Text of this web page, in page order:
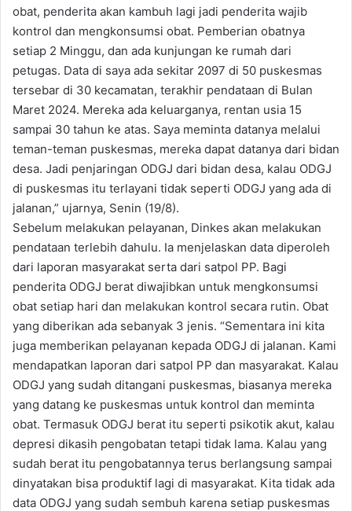
obat, penderita akan kambuh lagi jadi penderita wajib
kontrol dan mengkonsumsi obat. Pemberian obatnya
setiap 2 Minggu, dan ada kunjungan ke rumah dari
petugas. Data di saya ada sekitar 2097 di 50 puskesmas
tersebar di 30 kecamatan, terakhir pendataan di Bulan
Maret 2024. Mereka ada keluarganya, rentan usia 15
sampai 30 tahun ke atas. Saya meminta datanya melalui
teman-teman puskesmas, mereka dapat datanya dari bidan
desa. Jadi penjaringan ODGJ dari bidan desa, kalau ODGJ
di puskesmas itu terlayani tidak seperti ODGJ yang ada di
jalanan,” ujarnya, Senin (19/8).
Sebelum melakukan pelayanan, Dinkes akan melakukan
pendataan terlebih dahulu. Ia menjelaskan data diperoleh
dari laporan masyarakat serta dari satpol PP. Bagi
penderita ODGJ berat diwajibkan untuk mengkonsumsi
obat setiap hari dan melakukan kontrol secara rutin. Obat
yang diberikan ada sebanyak 3 jenis. “Sementara ini kita
juga memberikan pelayanan kepada ODGJ di jalanan. Kami
mendapatkan laporan dari satpol PP dan masyarakat. Kalau
ODGJ yang sudah ditangani puskesmas, biasanya mereka
yang datang ke puskesmas untuk kontrol dan meminta
obat. Termasuk ODGJ berat itu seperti psikotik akut, kalau
depresi dikasih pengobatan tetapi tidak lama. Kalau yang
sudah berat itu pengobatannya terus berlangsung sampai
dinyatakan bisa produktif lagi di masyarakat. Kita tidak ada
data ODGJ yang sudah sembuh karena setiap puskesmas